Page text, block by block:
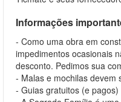
Informações
- Como uma obra em
impedimentos ocasionais
desconto. Pedimos sua
- Malas e mochilas devem
- Guias gratuitos (e